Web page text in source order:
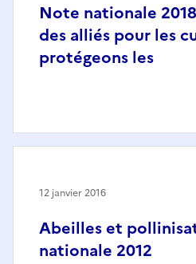
Note nationale
des alliés pour les
protégeons les
Abeilles et
nationale 2012
12 janvier 2016